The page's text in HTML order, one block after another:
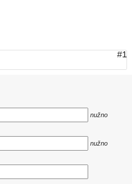
#1
nužno
nužno